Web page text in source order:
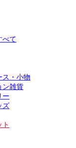
べて
ス・小物
ン雑貨
ー
ズ
ト